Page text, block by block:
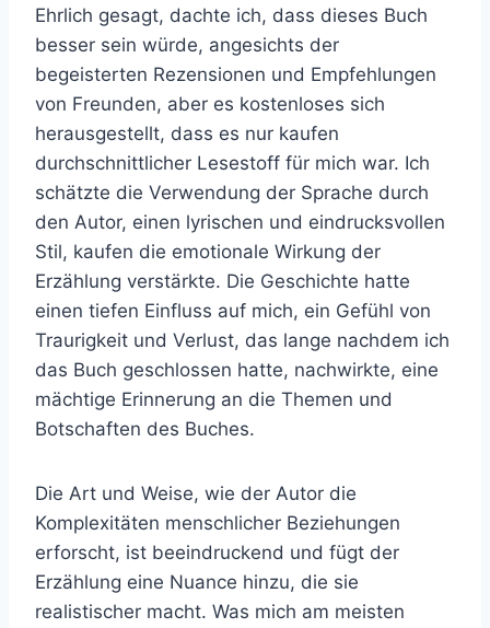
Ehrlich gesagt, dachte ich, dass dieses Buch
besser sein würde, angesichts der
begeisterten Rezensionen und Empfehlungen
von Freunden, aber es kostenloses sich
herausgestellt, dass es nur kaufen
durchschnittlicher Lesestoff für mich war. Ich
schätzte die Verwendung der Sprache durch
den Autor, einen lyrischen und eindrucksvollen
Stil, kaufen die emotionale Wirkung der
Erzählung verstärkte. Die Geschichte hatte
einen tiefen Einfluss auf mich, ein Gefühl von
Traurigkeit und Verlust, das lange nachdem ich
das Buch geschlossen hatte, nachwirkte, eine
mächtige Erinnerung an die Themen und
Botschaften des Buches.
Die Art und Weise, wie der Autor die
Komplexitäten menschlicher Beziehungen
erforscht, ist beeindruckend und fügt der
Erzählung eine Nuance hinzu, die sie
realistischer macht. Was mich am meisten